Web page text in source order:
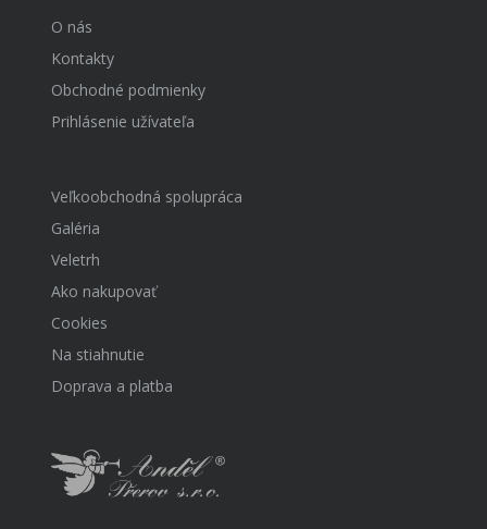
O nás
Kontakty
Obchodné podmienky
Prihlásenie užívateľa
Veľkoobchodná spolupráca
Galéria
Veletrh
Ako nakupovať
Cookies
Na stiahnutie
Doprava a platba